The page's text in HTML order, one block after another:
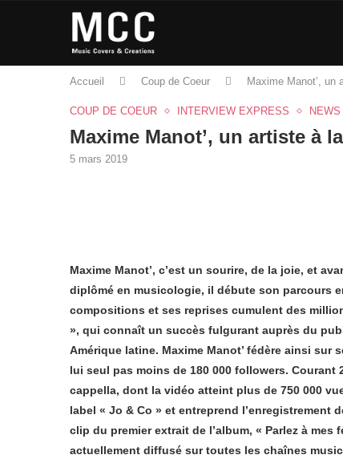
Accueil Coup de Coeur Maxime Manot’,
COUP DE COEUR INTERVIEW EXPRESS NEWS
Maxime Manot’, un artiste à
5 mars 2019
Maxime Manot’, c’est un sourire, de la joie, et
diplômé en musicologie, il débute son parcours
compositions et ses reprises cumulent des
», qui connaît un succès fulgurant auprès du
Amérique latine. Maxime Manot’ fédère ainsi
lui seul pas moins de 180 000 followers.
cappella, dont la vidéo atteint plus de 750 000
label « Jo & Co » et entreprend l’enregistrement
clip du premier extrait de l’album, « Parlez à
actuellement diffusé sur toutes les chaînes